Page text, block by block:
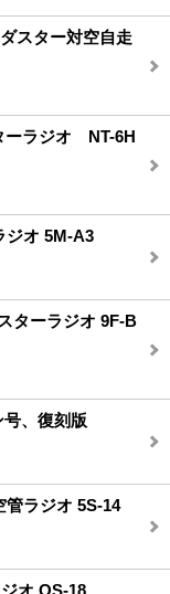
スター対空自走
ーラジオ NT-6H
ジオ 5M-A3
ターラジオ 9F-B
、復刻版
ラジオ 5S-14
オ OS-18